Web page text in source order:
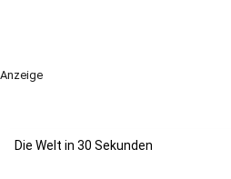
Anzeige
Die Welt in 30 Sekunden